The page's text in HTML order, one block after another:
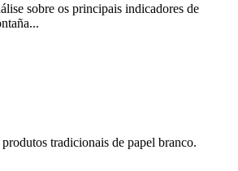
sobre os principais indicadores de
tradicionais de papel branco.